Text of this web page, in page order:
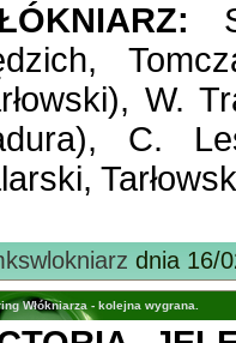
W.
C.
dnia 16/
Włókniarza - kolejna wygrana.